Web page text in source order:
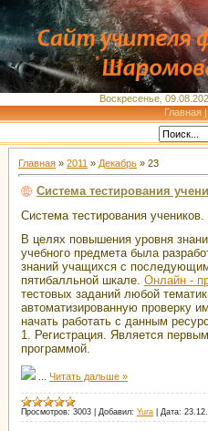
Воскресенье,
Главная
Главная » 2011 » Декабрь » 23
Система тестирования
Система тестирования учеников.
В целях повышения уровня
учебного предмета была
знаний учащихся с
пятибалльной шкале. Онлайн -
тестовых заданий любой
автоматизированную проверку
начать работать с данным
1. Регистрация. Является
программой.
Читать дальше »
Просмотров: 3003 Добавил: Yura Дата: